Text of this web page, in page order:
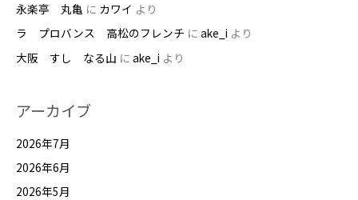
永楽亭 丸亀 に カワイ より
ラ プロバンス 高松のフレンチ に ake_i より
大阪 すし なる山 に ake_i より
アーカイブ
2026年7月
2026年6月
2026年5月